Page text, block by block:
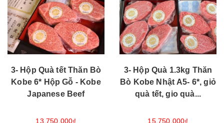
3- Hộp Quà tết Thăn Bò
Kobe 6* Hộp Gỗ - Kobe
Japanese Beef
13.750.000₫
3- Hộp Quà 1.3kg Thăn
Bò Kobe Nhật A5- 6*, giỏ
quà tết, gio quà...
15.750.000₫